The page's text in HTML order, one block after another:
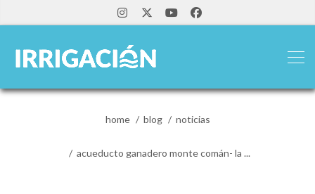
home blog noticias
acueducto ganadero monte comán- la ...